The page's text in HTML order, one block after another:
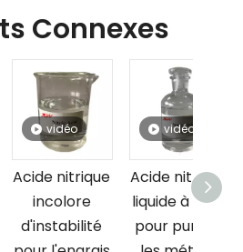
Connexes
vidéo
Acide nitrique
liquide à 60 %
pour purifier
Acide
liquide à
pour